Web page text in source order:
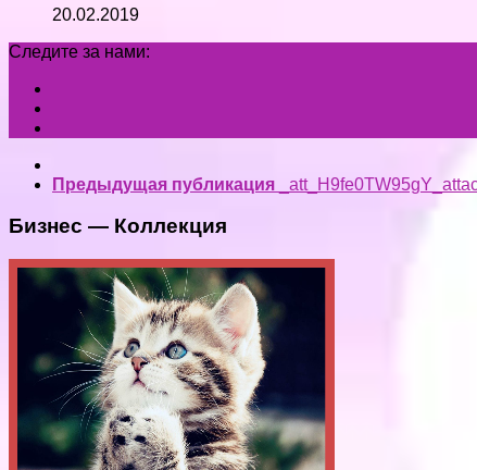
20.02.2019
Следите за нами:
Предыдущая публикация
Бизнес — Коллекция